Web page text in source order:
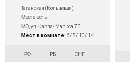
Таганская (Кольцевая)
Места есть
МО, ул. Карла- Маркса 7Б
Мест в комнате: 6/ 8/ 10/ 14
РФ РБ СНГ